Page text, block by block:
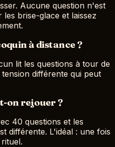
Aucune question n'est
brise-glace et laissez
à distance ?
lit les questions à tour de
différente qui peut
on rejouer ?
40 questions et les
différente. L'idéal : une fois